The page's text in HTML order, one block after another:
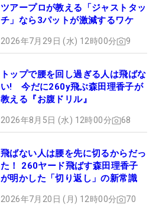
ツアープロが教える「ジャストタッ
チ」なら3パットが激減するワケ
2026年7月29日 (水) 12時00分 9
トップで腰を回し過ぎる人は飛ばな
い! 今だに260y飛ぶ森田理香子が
教える『お腹ドリル』
2026年8月5日 (水) 12時00分 68
飛ばない人は腰を先に切るからだっ
た！ 260ヤード飛ばす森田理香子
が明かした「切り返し」の新常識
2026年7月20日 (月) 12時00分 70